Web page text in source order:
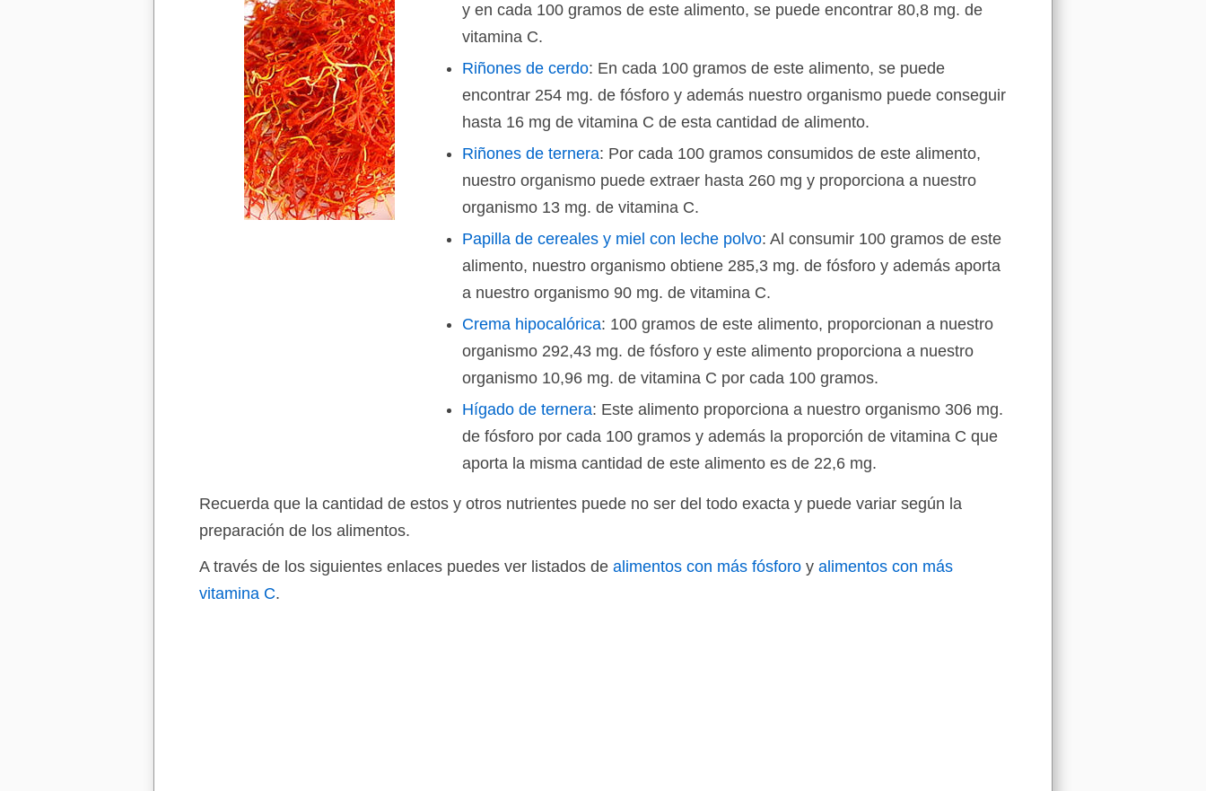
y en cada 100 gramos de este alimento, se puede encontrar 80,8 mg. de
vitamina C.
Riñones de cerdo: En cada 100 gramos de este alimento, se puede
encontrar 254 mg. de fósforo y además nuestro organismo puede conseguir
hasta 16 mg de vitamina C de esta cantidad de alimento.
Riñones de ternera: Por cada 100 gramos consumidos de este alimento,
nuestro organismo puede extraer hasta 260 mg y proporciona a nuestro
organismo 13 mg. de vitamina C.
Papilla de cereales y miel con leche polvo: Al consumir 100 gramos de este
alimento, nuestro organismo obtiene 285,3 mg. de fósforo y además aporta
a nuestro organismo 90 mg. de vitamina C.
Crema hipocalórica: 100 gramos de este alimento, proporcionan a nuestro
organismo 292,43 mg. de fósforo y este alimento proporciona a nuestro
organismo 10,96 mg. de vitamina C por cada 100 gramos.
Hígado de ternera: Este alimento proporciona a nuestro organismo 306 mg.
de fósforo por cada 100 gramos y además la proporción de vitamina C que
aporta la misma cantidad de este alimento es de 22,6 mg.
Recuerda que la cantidad de estos y otros nutrientes puede no ser del todo exacta y puede variar según la
preparación de los alimentos.
A través de los siguientes enlaces puedes ver listados de alimentos con más fósforo y alimentos con más
vitamina C.